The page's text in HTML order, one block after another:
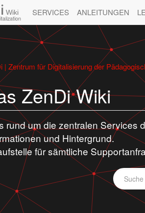
Wiki SERVICES ANLEITUNGEN
| Zentrum für Digitalisierung der
ZenDi Wiki
rund um die zentralen Services
und Hintergrund.
für sämtliche